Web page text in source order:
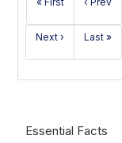
Next › Last »
Essential Facts